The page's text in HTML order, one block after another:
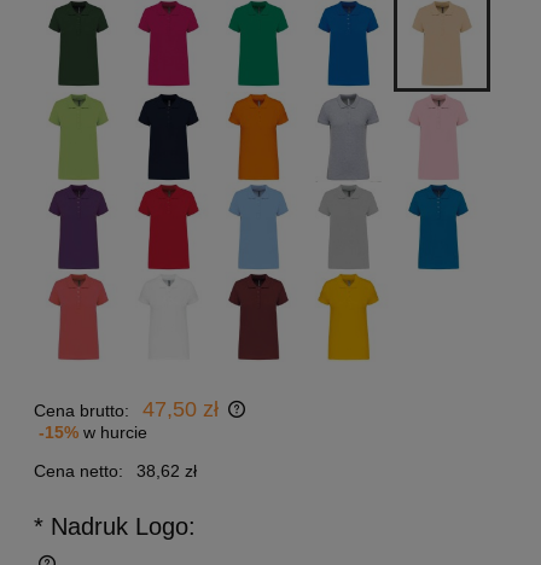
Cena brutto: 47,50 zł
-15% w hurcie
Cena netto:
38,62 zł
* Nadruk Logo: